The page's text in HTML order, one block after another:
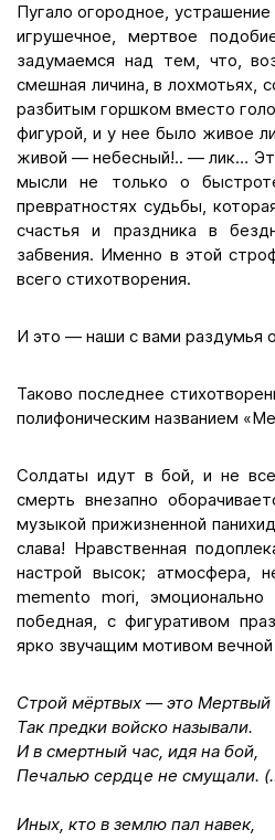
Пугало огородное,
игрушечное, мертвое
задумаемся над тем, что,
смешная личина, в лохмотьях,
разбитым горшком вместо
фигурой, и у нее было живое
живой — небесный!.. — лик…
мысли не только о
превратностях судьбы,
счастья и праздника в
забвения. Именно в этой
всего стихотворения.
И это — наши с вами раздумья
Таково последнее
полифоническим названием
Солдаты идут в бой, и не
смерть внезапно
музыкой прижизненной
слава! Нравственная
настрой высок; атмосфера,
memento mori, эмоционально
победная, с фигуративом
ярко звучащим мотивом вечной
Строй мёртвых — это Мертвый
Так предки войско называли.
И в смертный час, идя на бой,
Печалью сердце не смущали.
Иных, кто в землю пал навек,